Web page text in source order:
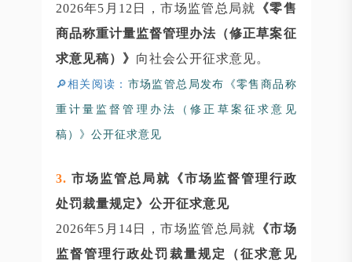
2026年5月12日，市场监管总局就
《零售
商品称重计量监督管理办法（修正草案征
求意见稿）》 向社会公开征求意见。
🔎相关阅读： 市场监管总局发布《零售商品称
重计量监督管理办法（修正草案征求意见
稿）》公开征求意见
3. 市场监管总局就《市场监督管理行政
处罚裁量规定》公开征求意见
2026年5月14日，市场监管总局就
《市场
监督管理行政处罚裁量规定（征求意见